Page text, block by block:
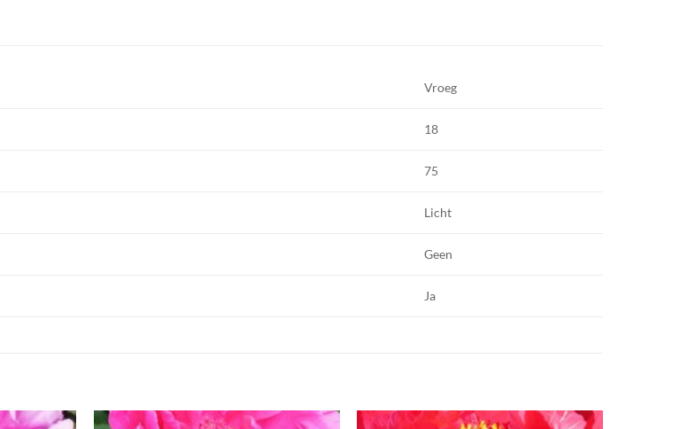
Vroeg
18
75
Licht
Geen
Ja